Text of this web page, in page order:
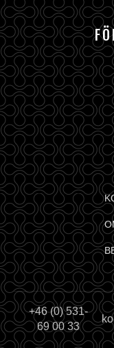
+46 (0) 531-
69 00 33